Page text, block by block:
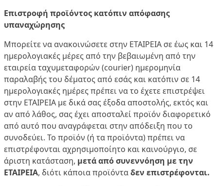
Επιστροφή προϊόντος κατόπιν απόφασης
υπαναχώρησης
Mπορείτε να ανακοινώσετε στην ΕΤΑΙΡΕΙΑ σε έως και 14
ημερολογιακές μέρες από την βεβαιωμένη από την
εταιρεία ταχυμεταφορών (courier) ημερομηνία
παραλαβής του δέματος από εσάς και κατόπιν σε 14
ημερολογιακές ημέρες πρέπει να το έχετε επιστρέψει
στην ΕΤΑΙΡΕΙΑ με δικά σας έξοδα αποστολής, εκτός και
αν από λάθος, σας έχει αποσταλεί προϊόν διαφορετικό
από αυτό που αναγράφεται στην απόδειξη που το
συνοδεύει. Το προϊόν (ή τα προϊόντα) πρέπει να
επιστρέφονται αχρησιμοποίητο και καινούργιο, σε
άριστη κατάσταση, μετά από συνεννόηση με την
ΕΤΑΙΡΕΙΑ, διότι κάποια προϊόνταδεν επιστρέφονται.